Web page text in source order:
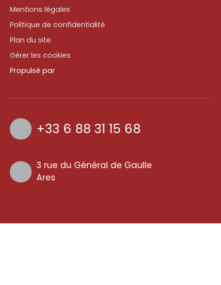
Mentions légales
Politique de confidentialité
Plan du site
Gérer les cookies
Propulsé par
+33 6 88 31 15 68
3 rue du Général de Gaulle
Ares